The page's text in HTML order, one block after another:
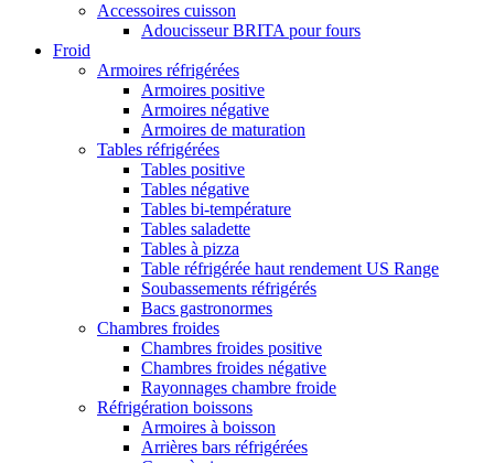
Accessoires cuisson
Adoucisseur BRITA pour fours
Froid
Armoires réfrigérées
Armoires positive
Armoires négative
Armoires de maturation
Tables réfrigérées
Tables positive
Tables négative
Tables bi-température
Tables saladette
Tables à pizza
Table réfrigérée haut rendement US Range
Soubassements réfrigérés
Bacs gastronormes
Chambres froides
Chambres froides positive
Chambres froides négative
Rayonnages chambre froide
Réfrigération boissons
Armoires à boisson
Arrières bars réfrigérées